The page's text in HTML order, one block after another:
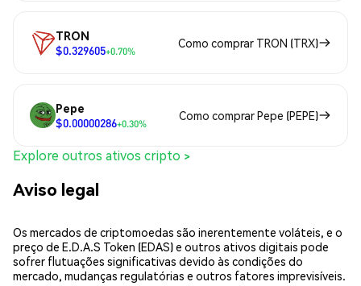
TRON
$0.329605+0.70%
Como comprar TRON (TRX)
Pepe
$0.00000286+0.30%
Como comprar Pepe (PEPE)
Explore outros ativos cripto >
Aviso legal
Os mercados de criptomoedas são inerentemente voláteis, e o
preço de E.D.A.S Token (EDAS) e outros ativos digitais pode
sofrer flutuações significativas devido às condições do
mercado, mudanças regulatórias e outros fatores imprevisíveis.